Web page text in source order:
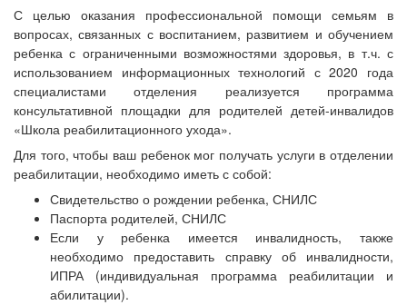
С целью оказания профессиональной помощи семьям в
вопросах, связанных с воспитанием, развитием и обучением
ребенка с ограниченными возможностями здоровья, в т.ч. с
использованием информационных технологий с 2020 года
специалистами отделения реализуется программа
консультативной площадки для родителей детей-инвалидов
«Школа реабилитационного ухода».
Для того, чтобы ваш ребенок мог получать услуги в отделении
реабилитации, необходимо иметь с собой:
Свидетельство о рождении ребенка, СНИЛС
Паспорта родителей, СНИЛС
Если у ребенка имеется инвалидность, также
необходимо предоставить справку об инвалидности,
ИПРА (индивидуальная программа реабилитации и
абилитации).